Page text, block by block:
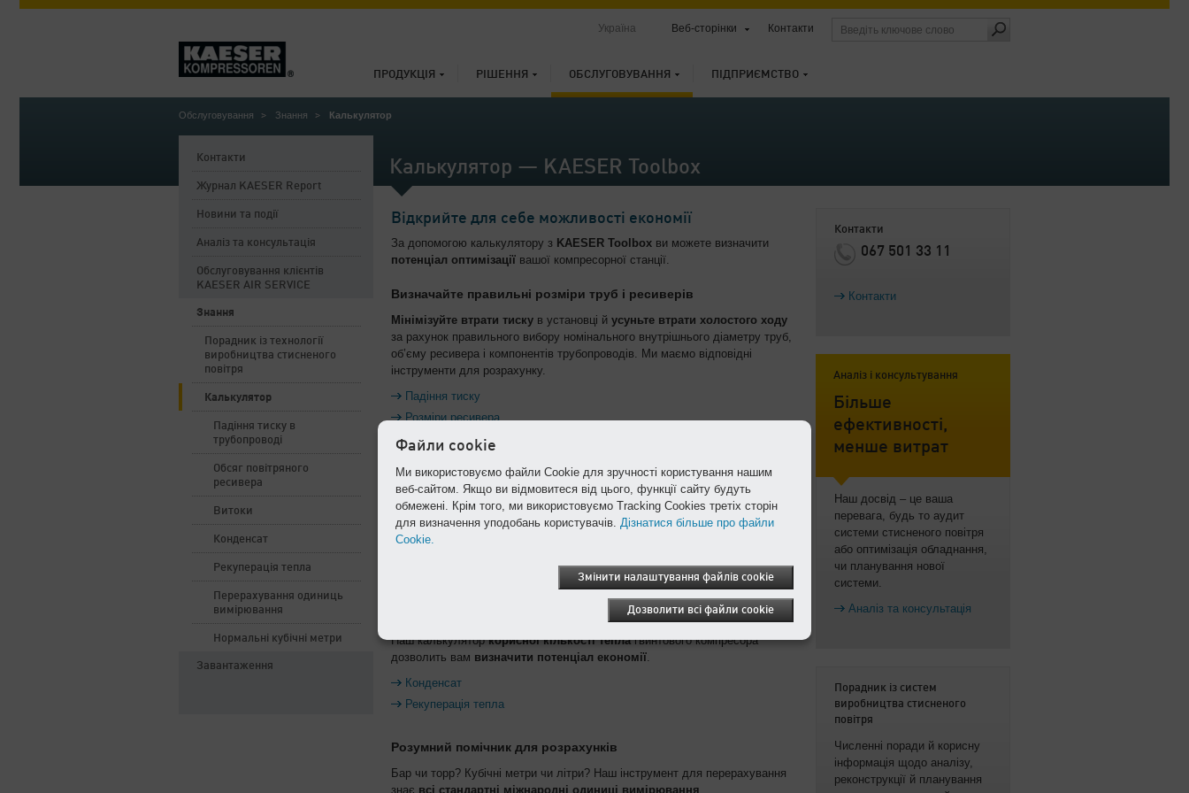
ПРОДУКЦІЯ РІШЕННЯ ОБСЛУГОВУВАННЯ ПІДПРИЄМСТВО
Україна Веб-сторінки Контакти
Обслуговування Знання Калькулятор
Калькулятор — KAESER Toolbox
Контакти
Журнал KAESER Report
Новини та події
Аналіз та консультація
Обслуговування клієнтів
KAESER AIR SERVICE
Знання
Порадник із технології
виробництва стисненого
повітря
Калькулятор
Падіння тиску в
трубопроводі
Обсяг повітряного
ресивера
Витоки
Конденсат
Рекуперація тепла
Перерахування одиниць
вимірювання
Нормальні кубічні метри
Завантаження
Відкрийте для себе можливості економії
За допомогою калькулятору з KAESER Toolbox ви можете визначити
потенціал оптимізації вашої компресорної станції.
Визначайте правильні розміри труб і ресиверів
Мінімізуйте втрати тиску в установці й усуньте втрати холостого ходу
за рахунок правильного вибору номінального внутрішнього діаметру труб,
об’єму ресивера і компонентів трубопроводів. Ми маємо відповідні
інструменти для розрахунку.
Падіння тиску
Розміри ресивера
В середньому приблизно чверть стисненого повітря втрачається через
витоки. Це додає до рахунків п'ятизначні суми непотрібних витрат на рік.
Витоки
Підвищення ефективності й продуктивності установки
важливий дляекономічності й
Наш калькуляторкорисної кількості теплагвинтового компресора
дозволить вам визначити потенціал економії.
Конденсат
Рекуперація тепла
Розумний помічник для розрахунків
Бар чи торр? Кубічні метри чи літри? Наш інструмент для перерахування
знає всі стандартні міжнародні одиниці вимірювання
Контакти
067 501 33 11
Контакти
Аналіз і консультування
Більше
ефективності,
менше витрат
Наш досвід – це ваша
перевага, будь то аудит
системи стисненого повітря
або оптимізація обладнання,
чи планування нової
системи.
Аналіз та консультація
Порадник із систем
виробництва стисненого
повітря
Численні поради й корисну
інформація щодо аналізу,
реконструкції й планування
Файли cookie
Ми використовуємо файли Cookie для зручності користування нашим
веб-сайтом. Якщо ви відмовитеся від цього, функції сайту будуть
обмежені. Крім того, ми використовуємо Tracking Cookies третіх сторін
для визначення уподобань користувачів. Дізнатися більше про файли
Cookie.
Змінити налаштування файлів cookie
Дозволити всі файли cookie